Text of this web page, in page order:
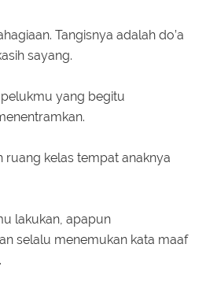
Tangisnya adalah do’a
sayang.
yang begitu
ruang kelas tempat anaknya
lakukan, apapun
selalu menemukan kata maaf